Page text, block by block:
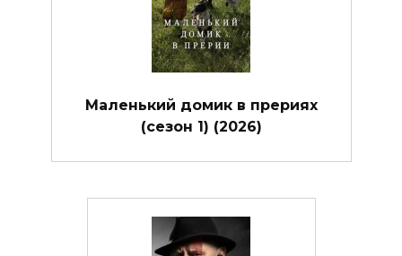
Маленький домик в прериях
(сезон 1) (2026)